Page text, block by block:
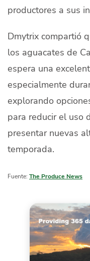
productores a sus
Dmytrix compartió
los aguacates de
espera una
especialmente
explorando
para reducir el uso
presentar nuevas
temporada.
Fuente: The Produce News